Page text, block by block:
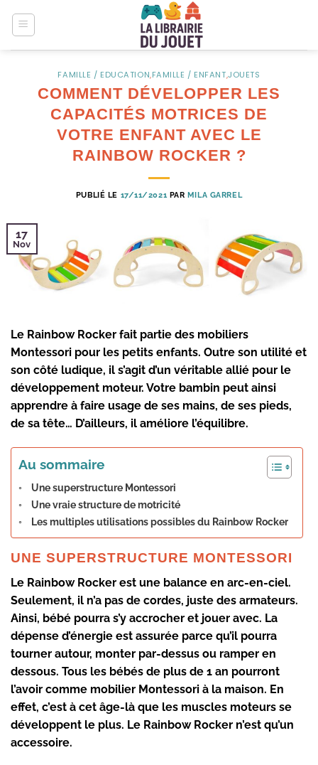
FAMILLE / EDUCATION,FAMILLE / ENFANT,JOUETS
COMMENT DÉVELOPPER LES
CAPACITÉS MOTRICES DE
VOTRE ENFANT AVEC LE
RAINBOW ROCKER ?
PUBLIÉ LE 17/11/2021 PAR MILA GARREL
17
Nov
Le Rainbow Rocker fait partie des mobiliers
Montessori pour les petits enfants. Outre son utilité et
son côté ludique, il s’agit d’un véritable allié pour le
développement moteur. Votre bambin peut ainsi
apprendre à faire usage de ses mains, de ses pieds,
de sa tête… D’ailleurs, il améliore l’équilibre.
Au sommaire
Une superstructure Montessori
Une vraie structure de motricité
Les multiples utilisations possibles du Rainbow Rocker
UNE SUPERSTRUCTURE MONTESSORI
Le Rainbow Rocker est une balance en arc-en-ciel.
Seulement, il n’a pas de cordes, juste des armateurs.
Ainsi, bébé pourra s’y accrocher et jouer avec. La
dépense d’énergie est assurée parce qu’il pourra
tourner autour, monter par-dessus ou ramper en
dessous. Tous les bébés de plus de 1 an pourront
l’avoir comme mobilier Montessori à la maison. En
effet, c’est à cet âge-là que les muscles moteurs se
développent le plus. Le Rainbow Rocker n’est qu’un
accessoire.